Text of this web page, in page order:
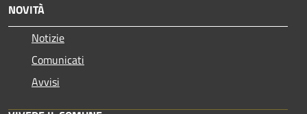
NOVITÀ
Notizie
Comunicati
Avvisi